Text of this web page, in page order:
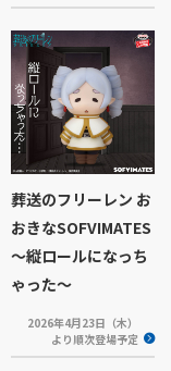
葬送のフリーレン お
おきなSOFVIMATES
～縦ロールになっち
ゃった～
2026年4月23日（木）
より順次登場予定